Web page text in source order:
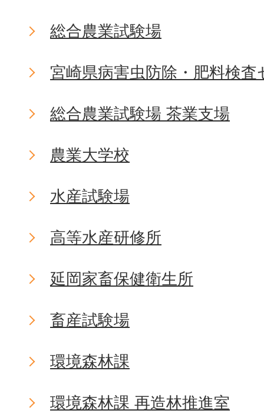
総合農業試験場
宮崎県病害虫防除・肥料検査
総合農業試験場 茶業支場
農業大学校
水産試験場
高等水産研修所
延岡家畜保健衛生所
畜産試験場
環境森林課
環境森林課 再造林推進室